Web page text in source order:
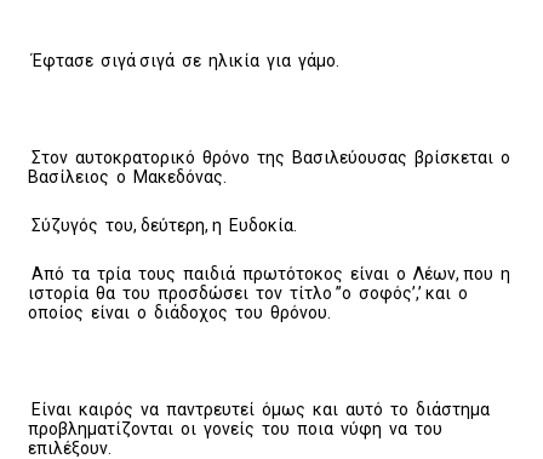
Έφτασε σιγά σιγά σε ηλικία για γάμο.
Στον αυτοκρατορικό θρόνο της Βασιλεύουσας βρίσκεται ο
Βασίλειος ο Μακεδόνας.
Σύζυγός του, δεύτερη, η Ευδοκία.
Από τα τρία τους παιδιά πρωτότοκος είναι ο Λέων, που η
ιστορία θα του προσδώσει τον τίτλο ”ο σοφός’,’ και ο
οποίος είναι ο διάδοχος του θρόνου.
Είναι καιρός να παντρευτεί όμως και αυτό το διάστημα
προβληματίζονται οι γονείς του ποια νύφη να του
επιλέξουν.